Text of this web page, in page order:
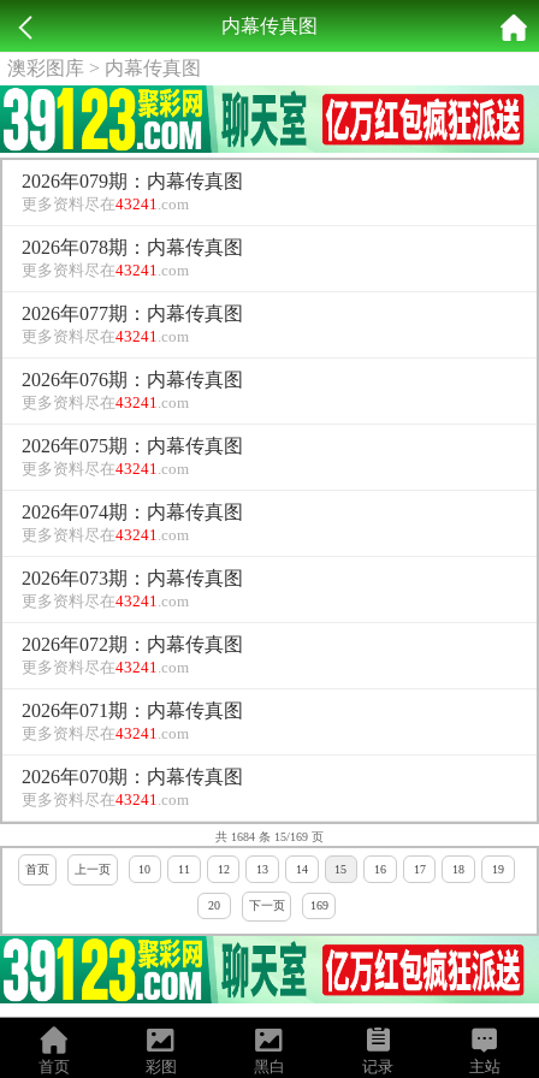
首页 彩图 黑白 记录 主站
内幕传真图
澳彩图库 > 内幕传真图
2026年079期：内幕传真图
更多资料尽在43241.com
2026年078期：内幕传真图
更多资料尽在43241.com
2026年077期：内幕传真图
更多资料尽在43241.com
2026年076期：内幕传真图
更多资料尽在43241.com
2026年075期：内幕传真图
更多资料尽在43241.com
2026年074期：内幕传真图
更多资料尽在43241.com
2026年073期：内幕传真图
更多资料尽在43241.com
2026年072期：内幕传真图
更多资料尽在43241.com
2026年071期：内幕传真图
更多资料尽在43241.com
2026年070期：内幕传真图
更多资料尽在43241.com
共 1684 条 15/169 页
首页 上一页 10 11 12 13 14 15 16 17 18 19
20 下一页 169